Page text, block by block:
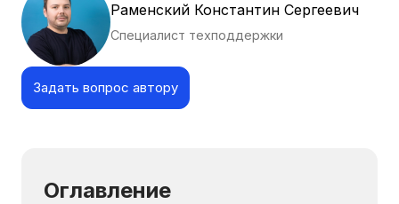
Раменский Константин Сергеевич
Специалист техподдержки
Задать вопрос автору
Оглавление